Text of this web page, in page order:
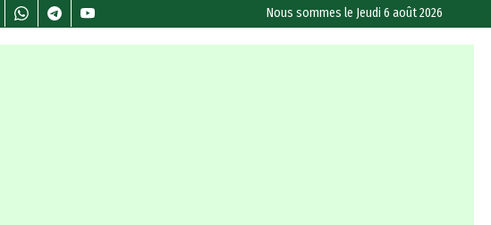
Nous sommes le Jeudi 6 août 2026